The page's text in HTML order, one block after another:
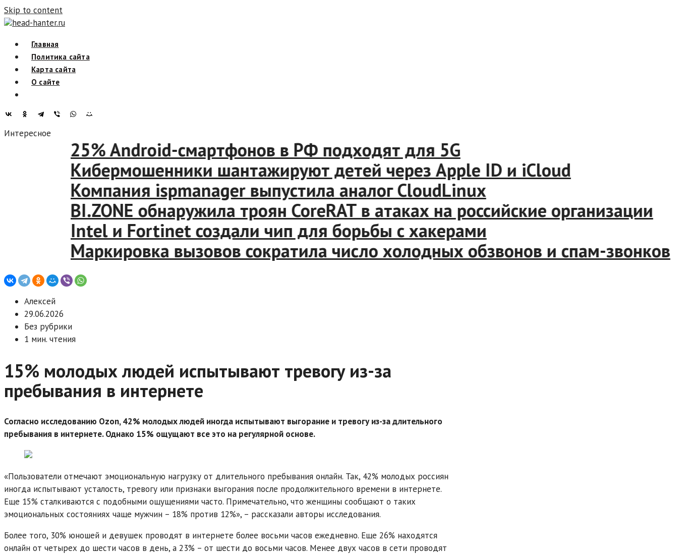
Skip to content
head-hanter.ru
Главная
Политика сайта
Карта сайта
О сайте
Интересное
25% Android-смартфонов в РФ подходят для 5G
Кибермошенники шантажируют детей через Apple ID и iCloud
Компания ispmanager выпустила аналог CloudLinux
BI.ZONE обнаружила троян CoreRAT в атаках на российские организации
Intel и Fortinet создали чип для борьбы с хакерами
Маркировка вызовов сократила число холодных обзвонов и спам-звонков
Алексей
29.06.2026
Без рубрики
1 мин. чтения
15% молодых людей испытывают тревогу из-за
пребывания в интернете
Согласно исследованию Ozon, 42% молодых людей иногда испытывают выгорание и тревогу из-за длительного
пребывания в интернете. Однако 15% ощущают все это на регулярной основе.
«Пользователи отмечают эмоциональную нагрузку от длительного пребывания онлайн. Так, 42% молодых россиян
иногда испытывают усталость, тревогу или признаки выгорания после продолжительного времени в интернете.
Еще 15% сталкиваются с подобными ощущениями часто. Примечательно, что женщины сообщают о таких
эмоциональных состояниях чаще мужчин – 18% против 12%», – рассказали авторы исследования.
Более того, 30% юношей и девушек проводят в интернете более восьми часов ежедневно. Еще 26% находятся
онлайн от четырех до шести часов в день, а 23% – от шести до восьми часов. Менее двух часов в сети проводят